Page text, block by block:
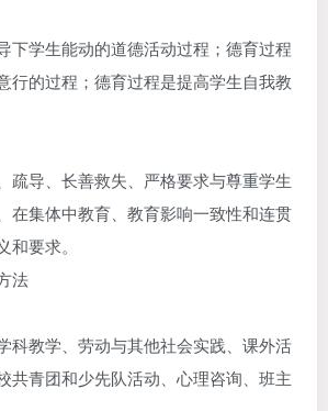
下学生能动的道德活动过程；德育过程
行的过程；德育过程是提高学生自我教
疏导、长善救失、严格要求与尊重学生
在集体中教育、教育影响一致性和连贯
要求。
法
科教学、劳动与其他社会实践、课外活
共青团和少先队活动、心理咨询、班主